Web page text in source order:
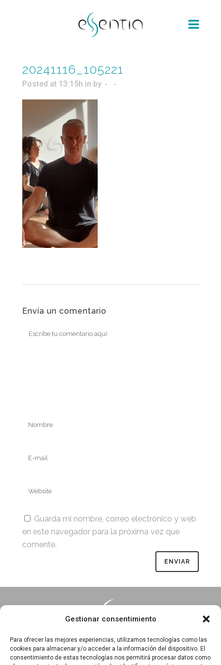
Gestionar consentimiento
Para ofrecer las mejores experiencias, utilizamos tecnologías como las
cookies para almacenar y/o acceder a la información del dispositivo. El
consentimiento de estas tecnologías nos permitirá procesar datos como
20241116_105221
Posted at 13:15h in by
Envía un comentario
Guarda mi nombre, correo electrónico y web
en este navegador para la próxima vez que
comente.